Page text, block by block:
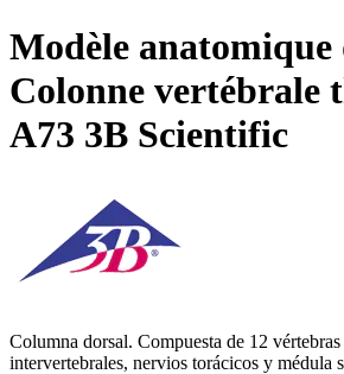
Modèle anatomique
Colonne vertébrale
A73 3B Scientific
Columna dorsal. Compuesta de 12
intervertebrales, nervios torácicos y médula